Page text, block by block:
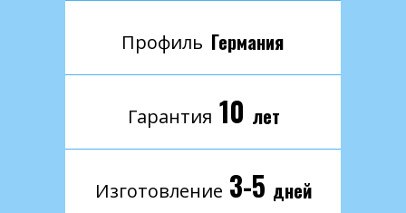
Гарантия 10 лет
дней
3-5
Изготовление
Профиль Германия